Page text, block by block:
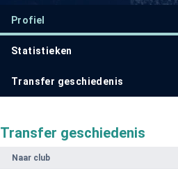
Profiel
Statistieken
Transfer geschiedenis
Transfer geschiedenis
Naar club